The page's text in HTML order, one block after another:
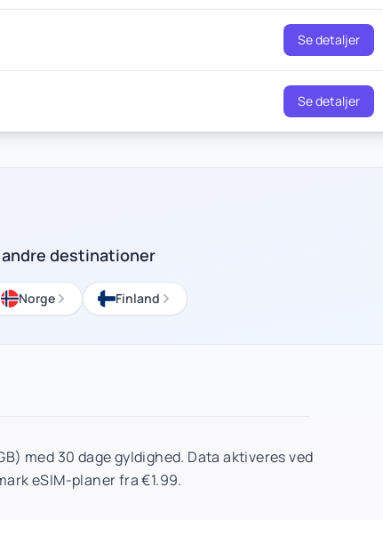
Se detaljer
Se detaljer
destinationer
Norge Finland
med 30 dage gyldighed. Data aktiveres ved
eSIM-planer fra €1.99.